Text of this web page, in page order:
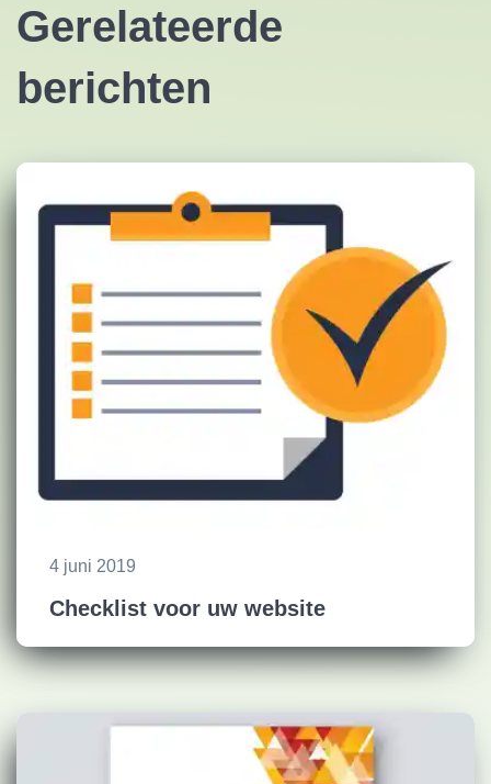
Gerelateerde
berichten
4 juni 2019
Checklist voor uw website